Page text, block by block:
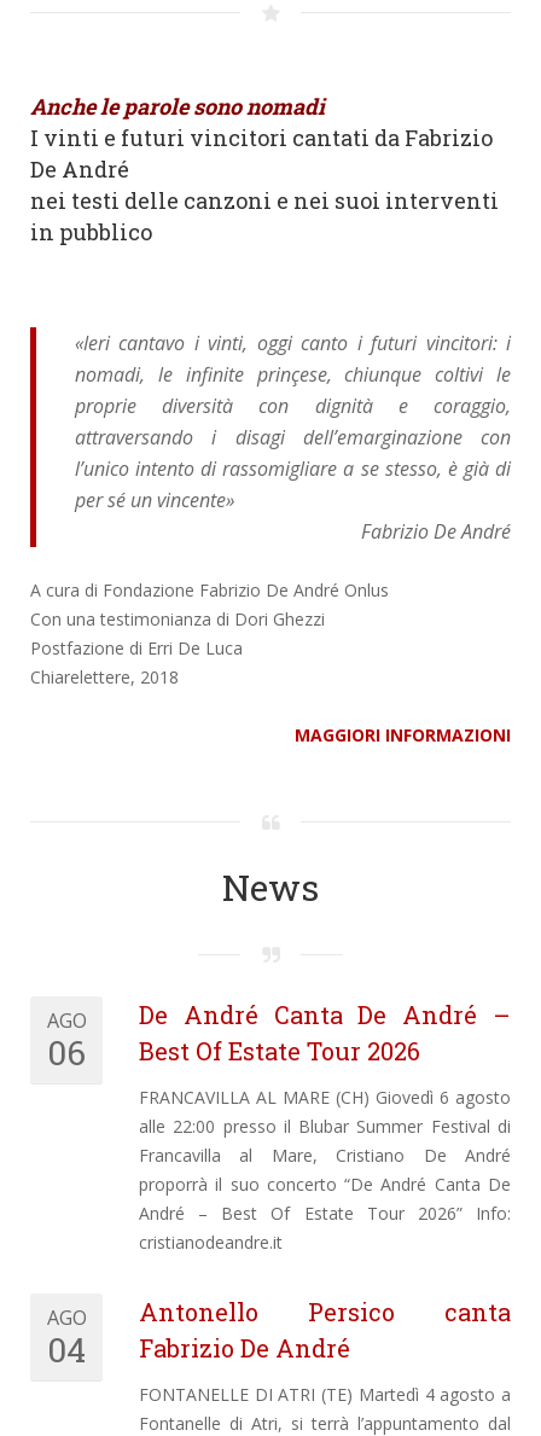
Anche le parole sono nomadi
I vinti e futuri vincitori cantati da Fabrizio
De André
nei testi delle canzoni e nei suoi interventi
in pubblico
«Ieri cantavo i vinti, oggi canto i futuri vincitori: i
nomadi, le infinite prinçese, chiunque coltivi le
proprie diversità con dignità e coraggio,
attraversando i disagi dell’emarginazione con
l’unico intento di rassomigliare a se stesso, è già di
per sé un vincente»
Fabrizio De André
A cura di Fondazione Fabrizio De André Onlus
Con una testimonianza di Dori Ghezzi
Postfazione di Erri De Luca
Chiarelettere, 2018
MAGGIORI INFORMAZIONI
News
De André Canta De André –
Best Of Estate Tour 2026
AGO
06
FRANCAVILLA AL MARE (CH) Giovedì 6 agosto
alle 22:00 presso il Blubar Summer Festival di
Francavilla al Mare, Cristiano De André
proporrà il suo concerto “De André Canta De
André – Best Of Estate Tour 2026” Info:
cristianodeandre.it
Antonello Persico canta
Fabrizio De André
AGO
04
FONTANELLE DI ATRI (TE) Martedì 4 agosto a
Fontanelle di Atri, si terrà l’appuntamento dal